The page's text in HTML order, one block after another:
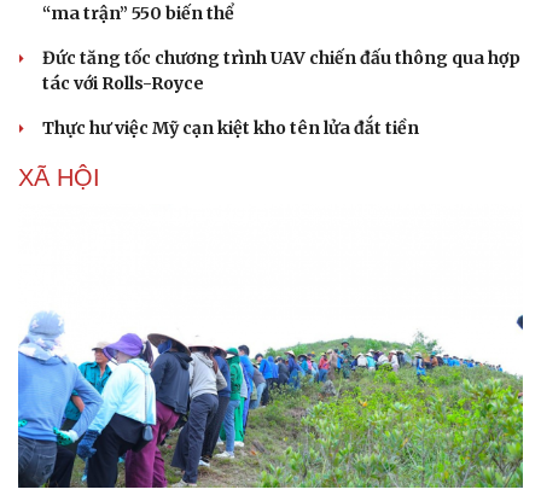
Dinh dưỡng - món ngon
Cây thuốc
Sản phụ khoa
Ăn sạch sống khỏe
Nhà đẹp
“ma trận” 550 biến thể
Đức tăng tốc chương trình UAV chiến đấu thông qua hợp
tác với Rolls-Royce
Thực hư việc Mỹ cạn kiệt kho tên lửa đắt tiền
XÃ HỘI